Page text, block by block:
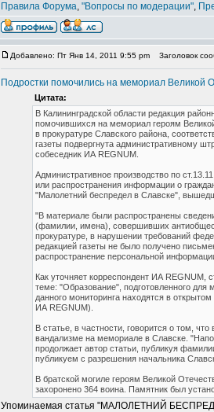
Правила Форума, "Вопросы по модерации",
Добавлено: Пт Янв 14, 2011 9:55 pm Заголовок
Подростки помочились на мемориал Великой
Цитата:
В Калининградской области редакция
помочившихся на мемориал героям
в прокуратуре Славского района,
газеты подвергнута административному
собеседник ИА REGNUM.
Административное производство по
или распространения информации о
"Малолетний беспредел в Славске",
"В материале были распространены
(фамилии, имена), совершивших
прокуратуре, в нарушении требований
редакцией газеты не было получено
распространение персональной
Как уточняет корреспондент ИА
теме: "Образование", подготовленного для
данного мониторинга находятся в
ИА REGNUM).
В статье, в частности, говорится о том,
вандализме на мемориале в Славске.
продолжает автор статьи, публикуя
публикуем с разрешения начальника
В братской могиле героям Великой
захоронено 364 воина. Памятник был
Упоминаемая статья "МАЛОЛЕТНИЙ